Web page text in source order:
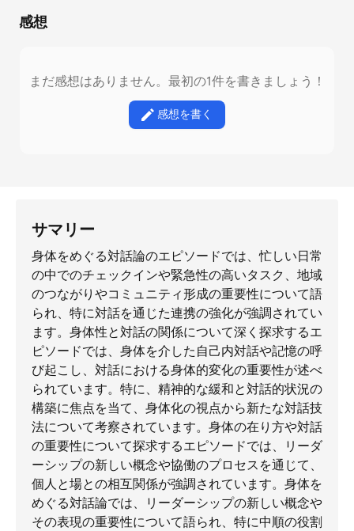
感想
まだ感想はありません。最初の1件を書きましょう！
感想を書く
サマリー
身体をめぐる対話論のエピソードでは、忙しい日常
の中でのチェックインや緊急性の高いタスク、地域
のつながりやコミュニティ形成の重要性について語
られ、特に対話を通じた連携の強化が強調されてい
ます。身体性と対話の関係について深く探求するエ
ピソードでは、身体を介した自己内対話や記憶の呼
び起こし、対話における身体的変化の重要性が述べ
られています。特に、精神的な緩和と対話的状況の
構築に焦点を当て、身体化の視点から新たな対話技
法について考察されています。身体の在り方や対話
の重要性について探求するエピソードでは、リーダ
ーシップの新しい概念や協働のプロセスを通じて、
個人と場との相互関係が強調されています。身体を
めぐる対話論では、リーダーシップの新しい概念や
その表現の重要性について語られ、特に中順の役割